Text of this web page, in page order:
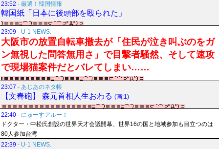
23:52 - 厳選！韓国情報
韓国紙「日本に後頭部を殴られた」
23:09 - U-1 NEWS.
大阪市の放置自転車撤去が「住民が泣き叫ぶのをガ
ン無視した問答無用さ」で目撃者騒然、そして速攻
で現場猫案件だとバレてしまい……
23:07 - あじあのネタ帳
【文春砲】 森元首相人生おわる (画:1)
22:40 - にゅーすアルー！
ドクター・中松氏創設の世界天才会議開幕、世界16の国と地域参加も目立つのは
80人参加台湾
22:39 - U-1 NEWS.